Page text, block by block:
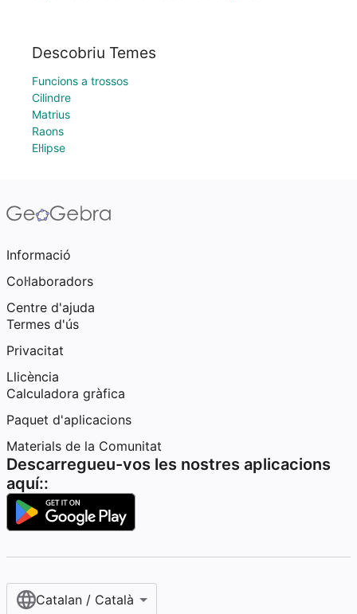
Descobriu Temes
Funcions a trossos
Cilindre
Matrius
Raons
El·lipse
Informació
Col·laboradors
Centre d'ajuda
Termes d'ús
Privacitat
Llicència
Calculadora gràfica
Paquet d'aplicacions
Materials de la Comunitat
Descarregueu-vos les nostres aplicacions
aquí::
Catalan / Català